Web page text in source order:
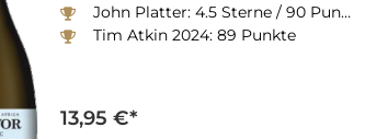
John Platter: 4.5 Sterne / 90 Punkte
Tim Atkin 2024: 89 Punkte
13,95 €*